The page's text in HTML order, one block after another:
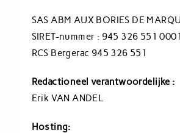
SAS ABM AUX BORIES DE
SIRET-nummer : 945 326 551
RCS Bergerac 945 326 551
Redactioneel verantwoordelijke :
Erik VAN ANDEL
Hosting: